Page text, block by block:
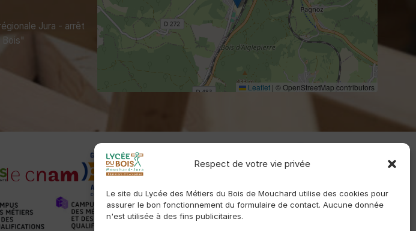
Respect de votre vie privée
Le site du Lycée des Métiers du Bois de Mouchard utilise des cookies pour
assurer le bon fonctionnement du formulaire de contact. Aucune donnée
n'est utilisée à des fins publicitaires.
Jura - arrêt
Leaflet | © OpenStreetMap contributors